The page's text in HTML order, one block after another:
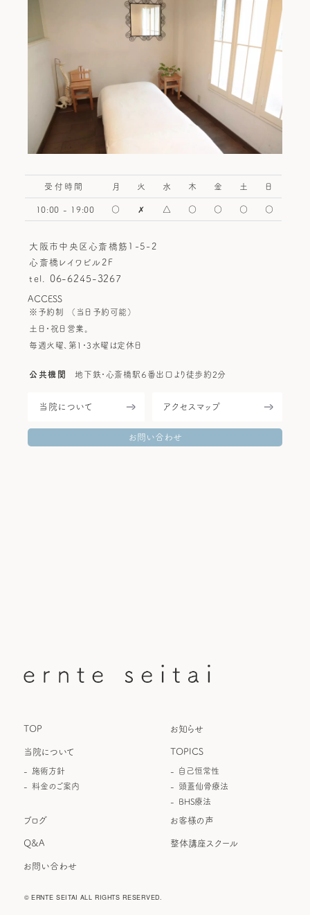
整体メニュー＆料金
Q&A
お客様のお声
ブログ
整体講座スクール
お問い合わせ
受付時間 月 火 水 木 金 土 日
10:00 - 19:00 ○ ✗ △ ○ ○ ○ ○
大阪市中央区心斎橋筋1-5-2
心斎橋レイワビル2F
tel. 06-6245-3267
ACCESS
※予約制
（当日予約可能）
土日・祝日営業。
毎週火曜、第1・3水曜は定休日
公共機関 地下鉄・心斎橋駅６番出口より徒歩約2分
当院について アクセスマップ
お問い合わせ
TOP お知らせ
当院について
施術方針
料金のご案内
TOPICS
自己恒常性
頭蓋仙骨療法
BHS療法
ブログ お客様の声
Q&A 整体講座スクール
お問い合わせ
© ERNTE SEITAI ALL RIGHTS RESERVED.